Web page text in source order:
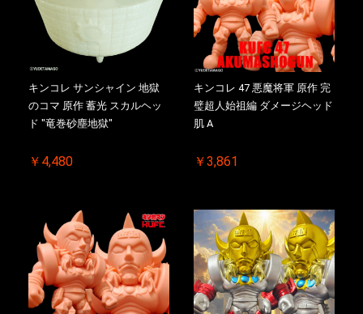
キンコレ サンシャイン 地獄
のコマ 原作 蓄光 スカルヘッ
ド "竜巻砂塵地獄"
￥4,480
キンコレ 47 悪魔将軍 原作 完
璧超人始祖編 ダメージヘッド
肌 A
￥3,861